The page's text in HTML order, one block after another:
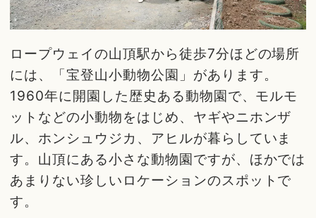
ロープウェイの山頂駅から徒歩7分ほどの場所
には、「宝登山小動物公園」があります。
1960年に開園した歴史ある動物園で、モルモ
ットなどの小動物をはじめ、ヤギやニホンザ
ル、ホンシュウジカ、アヒルが暮らしていま
す。山頂にある小さな動物園ですが、ほかでは
あまりない珍しいロケーションのスポットで
す。